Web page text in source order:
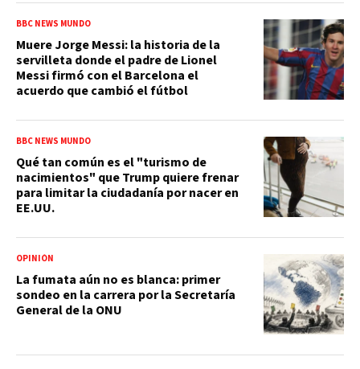
BBC NEWS MUNDO
Muere Jorge Messi: la historia de la
servilleta donde el padre de Lionel
Messi firmó con el Barcelona el
acuerdo que cambió el fútbol
BBC NEWS MUNDO
Qué tan común es el "turismo de
nacimientos" que Trump quiere frenar
para limitar la ciudadanía por nacer en
EE.UU.
OPINIÓN
La fumata aún no es blanca: primer
sondeo en la carrera por la Secretaría
General de la ONU